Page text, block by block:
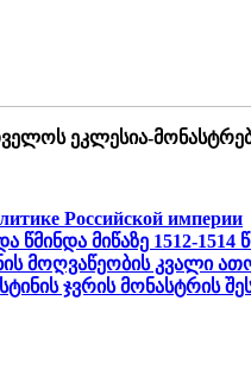
ეკლესია-
Российской империи
მიწაზე 1512-1514
მოღვაწეობის კვალი
ჯვრის მონასტრის